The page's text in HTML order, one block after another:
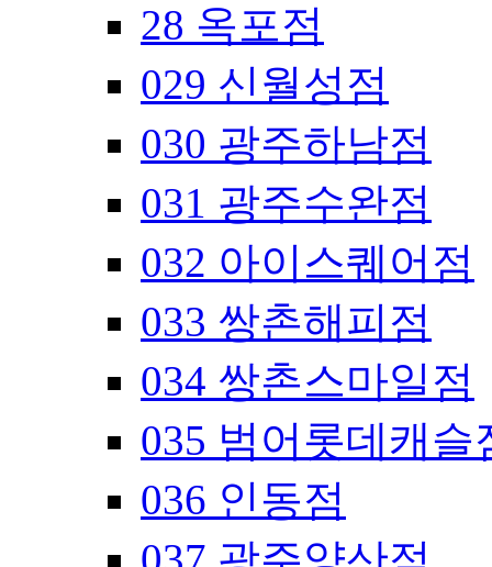
28 옥포점
029 신월성점
030 광주하남점
031 광주수완점
032 아이스퀘어점
033 쌍촌해피점
034 쌍촌스마일점
035 범어롯데캐슬
036 인동점